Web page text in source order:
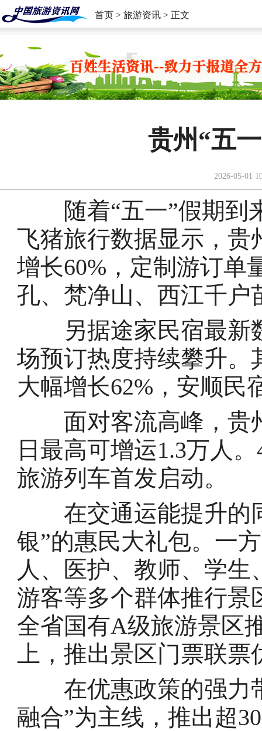
首页 > 旅游资讯 > 正文
贵州“五
2026-05-01
随着“五一”假期到
飞猪旅行数据显示，贵
增长60%，定制游订单
孔、梵净山、西江千户
另据途家民宿最新
场预订热度持续攀升。
大幅增长62%，安顺民
面对客流高峰，贵
日最高可增运1.3万人
旅游列车首发启动。
在交通运能提升的
银”的惠民大礼包。一
人、医护、教师、学
游客等多个群体推行景
全省国有A级旅游景区
上，推出景区门票联票
在优惠政策的强力
融合”为主线，推出超